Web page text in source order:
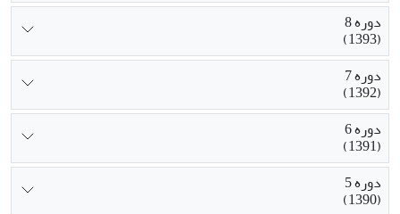
دوره 8
(1393)
دوره 7
(1392)
دوره 6
(1391)
دوره 5
(1390)